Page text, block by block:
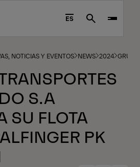
ES Search
NOTICIAS Y EVENTOS NEWS 2024
S.A
SU FLOTA
PK